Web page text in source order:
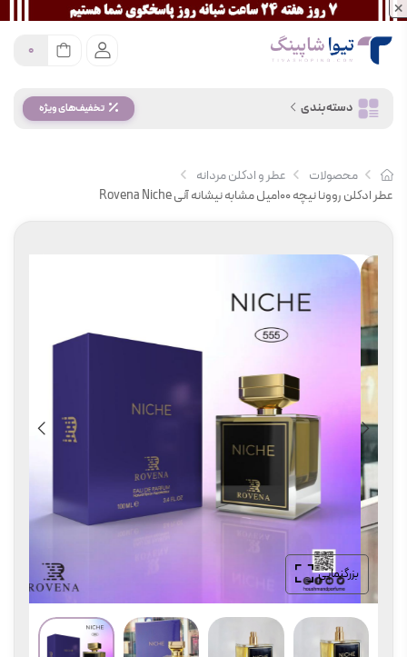
×
0
دسته بندی تخفیف‌های ویژه
محصولات
عطر و ادکلن مردانه
عطر ادکلن روونا نیچه 100میل مشابه نیشانه آنی Rovena Niche
بزرگنمایی